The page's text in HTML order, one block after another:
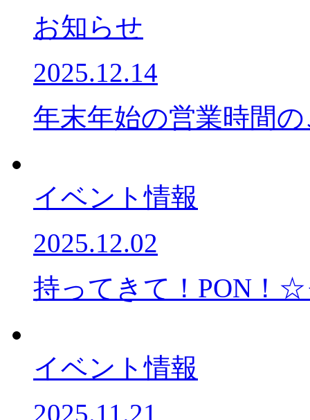
お知らせ
2025.12.14
年末年始の営業時間
イベント情報
2025.12.02
持ってきて！PON！
イベント情報
2025.11.21